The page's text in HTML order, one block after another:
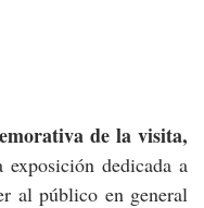
de la visita,
dedicada a
al público en general